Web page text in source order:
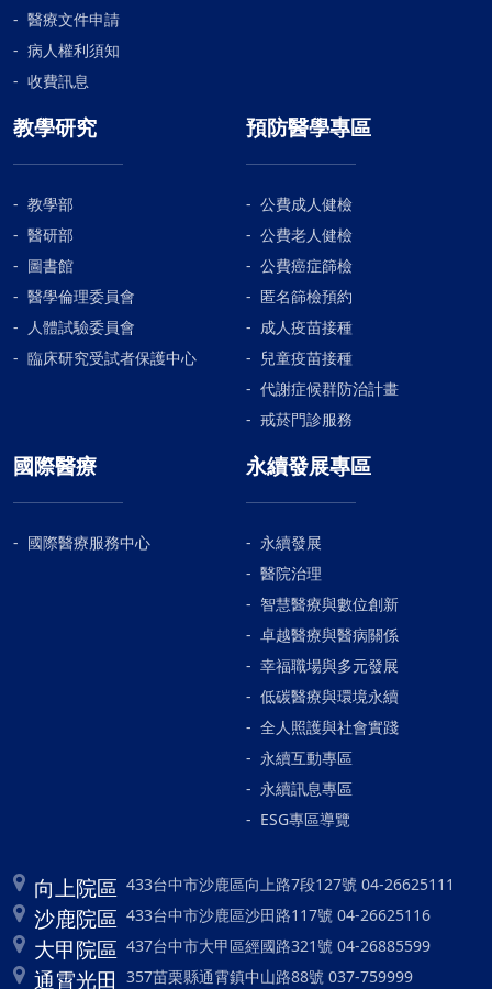
醫療文件申請
病人權利須知
收費訊息
教學研究
教學部
醫研部
圖書館
醫學倫理委員會
人體試驗委員會
臨床研究受試者保護中心
預防醫學專區
公費成人健檢
公費老人健檢
公費癌症篩檢
匿名篩檢預約
成人疫苗接種
兒童疫苗接種
代謝症候群防治計畫
戒菸門診服務
國際醫療
國際醫療服務中心
永續發展專區
永續發展
醫院治理
智慧醫療與數位創新
卓越醫療與醫病關係
幸福職場與多元發展
低碳醫療與環境永續
全人照護與社會實踐
永續互動專區
永續訊息專區
ESG專區導覽
向上院區 433台中市沙鹿區向上路7段127號 04-26625111
沙鹿院區 433台中市沙鹿區沙田路117號 04-26625116
大甲院區 437台中市大甲區經國路321號 04-26885599
通霄光田 357苗栗縣通霄鎮中山路88號 037-759999